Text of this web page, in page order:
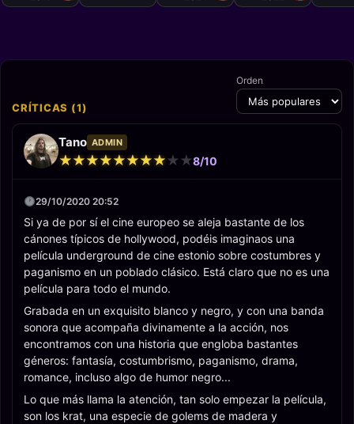
CRÍTICAS (1)
Orden
Tano ADMIN
★
★★
★★
★★
★★
★★
★★
★★
★★
★★
★8/10
29/10/2020 20:52
Si ya de por sí el cine europeo se aleja bastante de los
cánones típicos de hollywood, podéis imaginaos una
película underground de cine estonio sobre costumbres y
paganismo en un poblado clásico. Está claro que no es una
película para todo el mundo.
Grabada en un exquisito blanco y negro, y con una banda
sonora que acompaña divinamente a la acción, nos
encontramos con una historia que engloba bastantes
géneros: fantasía, costumbrismo, paganismo, drama,
romance, incluso algo de humor negro...
Lo que más llama la atención, tan solo empezar la película,
son los krat, una especie de golems de madera y